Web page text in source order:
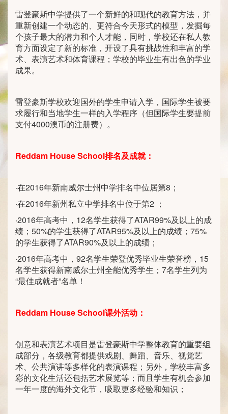
雷登豪斯中学提供了一个新鲜的和现代的教育方法，并
重新创建一个动态的、更符合今天形式的模型，发掘每
个孩子最大的潜力和个人才能，同时，学校还在私人教
育方面设定了新的标准，开设了具有挑战性和丰富的学
术、表演艺术和体育课程；学校的毕业生有出色的学业
成果。
雷登豪斯学校欢迎国外的学生申请入学，国际学生被要
求履行和当地学生一样的入学程序（但国际学生要提前
支付4000澳币的注册费）。
Reddam House School排名及成就：
·在2016年新南威尔士州中学排名中位居第8；
·在2016年新州私立中学排名中位于第2 ；
·2016年高考中，12名学生获得了ATAR99%及以上的成
绩；50%的学生获得了ATAR95%及以上的成绩；75%
的学生获得了ATAR90%及以上的成绩；
·2016年高考中，92名学生荣登优秀毕业生荣誉榜，15
名学生获得新南威尔士州全能优秀学生；7名学生列为
“最佳成就者”名单！
Reddam House School课外活动：
创意和表演艺术项目是雷登豪斯中学整体教育的重要组
成部分，各级教育都提供戏剧、舞蹈、音乐、视觉艺
术、公共演讲等多样化的表演课程；另外，学校丰富多
彩的文化生活还包括艺术展览等；而且学生有机会参加
一年一度的海外文化节，吸取更多经验和知识；